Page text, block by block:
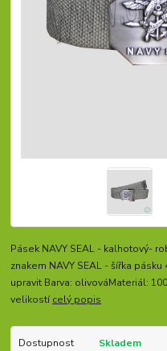
Pásek NAVY SEAL - kalhotový-
znakem NAVY SEAL - šířka
upravit Barva: olivováMateriál:
velikostícelý popis
Dostupnost
Skladem